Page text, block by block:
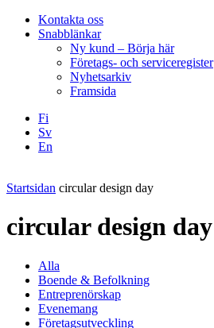
Kontakta oss
Snabblänkar
Ny kund – Börja här
Företags- och serviceregister
Nyhetsarkiv
Framsida
Fi
Sv
En
Startsidan circular design day
circular design day
Alla
Boende & Befolkning
Entreprenörskap
Evenemang
Företagsutveckling